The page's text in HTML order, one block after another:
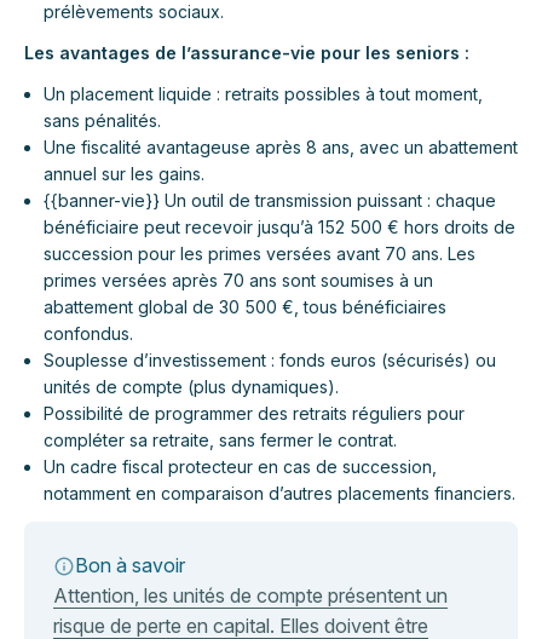
prélèvements sociaux.
Les avantages de l’assurance-vie pour les seniors :
Un placement liquide : retraits possibles à tout moment,
sans pénalités.
Une fiscalité avantageuse après 8 ans, avec un abattement
annuel sur les gains.
{{banner-vie}} Un outil de transmission puissant : chaque
bénéficiaire peut recevoir jusqu’à 152 500 € hors droits de
succession pour les primes versées avant 70 ans. Les
primes versées après 70 ans sont soumises à un
abattement global de 30 500 €, tous bénéficiaires
confondus.
Souplesse d’investissement : fonds euros (sécurisés) ou
unités de compte (plus dynamiques).
Possibilité de programmer des retraits réguliers pour
compléter sa retraite, sans fermer le contrat.
Un cadre fiscal protecteur en cas de succession,
notamment en comparaison d’autres placements financiers.
Bon à savoir
Attention, les unités de compte présentent un
risque de perte en capital. Elles doivent être